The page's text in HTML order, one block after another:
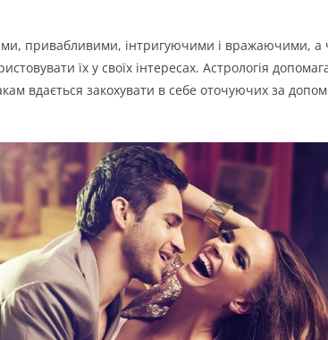
привабливими, інтригуючими і вражаючими, а
їх у своїх інтересах. Астрологія
вдається закохувати в себе оточуючих за